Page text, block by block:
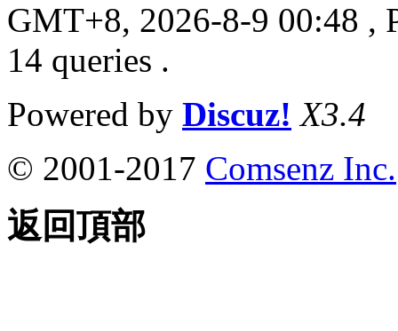
GMT+8, 2026-8-9 00:48 ,
14 queries .
Powered by Discuz! X3.4
© 2001-2017 Comsenz Inc.
返回頂部